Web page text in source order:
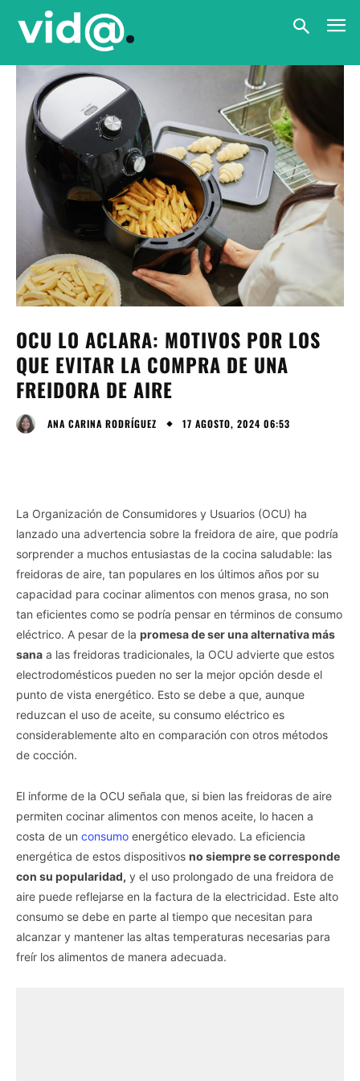
OCU LO ACLARA: MOTIVOS POR LOS
QUE EVITAR LA COMPRA DE UNA
FREIDORA DE AIRE
ANA CARINA RODRÍGUEZ 17 AGOSTO, 2024 06:53
La Organización de Consumidores y Usuarios (OCU) ha
lanzado una advertencia sobre la freidora de aire, que podría
sorprender a muchos entusiastas de la cocina saludable: las
freidoras de aire, tan populares en los últimos años por su
capacidad para cocinar alimentos con menos grasa, no son
tan eficientes como se podría pensar en términos de consumo
eléctrico. A pesar de la promesa de ser una alternativa más
sana a las freidoras tradicionales, la OCU advierte que estos
electrodomésticos pueden no ser la mejor opción desde el
punto de vista energético. Esto se debe a que, aunque
reduzcan el uso de aceite, su consumo eléctrico es
considerablemente alto en comparación con otros métodos
de cocción.
El informe de la OCU señala que, si bien las freidoras de aire
permiten cocinar alimentos con menos aceite, lo hacen a
costa de un consumo energético elevado. La eficiencia
energética de estos dispositivos no siempre se corresponde
con su popularidad, y el uso prolongado de una freidora de
aire puede reflejarse en la factura de la electricidad. Este alto
consumo se debe en parte al tiempo que necesitan para
alcanzar y mantener las altas temperaturas necesarias para
freír los alimentos de manera adecuada.